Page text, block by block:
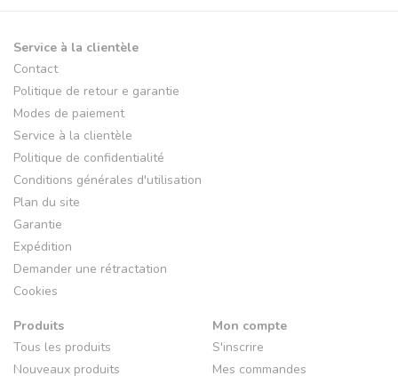
Service à la clientèle
Contact
Politique de retour e garantie
Modes de paiement
Service à la clientèle
Politique de confidentialité
Conditions générales d'utilisation
Plan du site
Garantie
Expédition
Demander une rétractation
Cookies
Produits
Tous les produits
Nouveaux produits
Mon compte
S'inscrire
Mes commandes